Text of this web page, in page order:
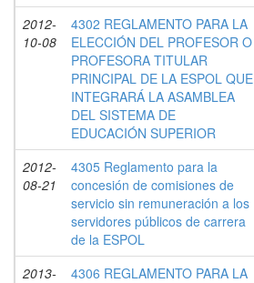
2012-
10-08
4302 REGLAMENTO PARA LA
ELECCIÓN DEL PROFESOR O
PROFESORA TITULAR
PRINCIPAL DE LA ESPOL QUE
INTEGRARÁ LA ASAMBLEA
DEL SISTEMA DE
EDUCACIÓN SUPERIOR
2012-
08-21
4305 Reglamento para la
concesión de comisiones de
servicio sin remuneración a los
servidores públicos de carrera
de la ESPOL
2013-
4306 REGLAMENTO PARA LA